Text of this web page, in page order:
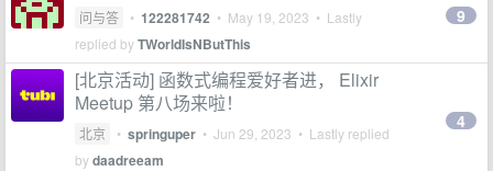
问与答 • 122281742 • May 19, 2023 • Lastly
replied byTWorldIsNButThis
9
[北京活动] 函数式编程爱好者进， Elixir
Meetup 第八场来啦！
北京 • springuper • Jun 29, 2023 • Lastly replied
bydaadreeam
4